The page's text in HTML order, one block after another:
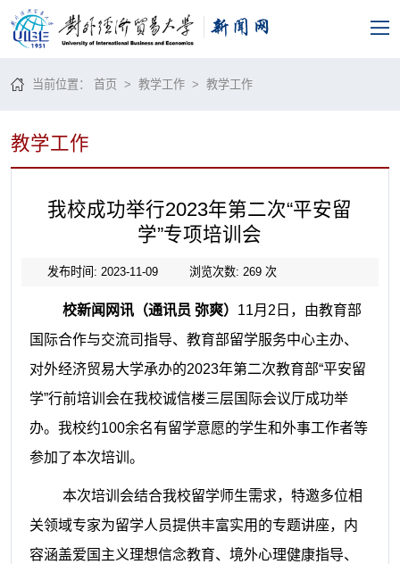
当前位置：首页 >教学工作 >教学工作
教学工作
我校成功举行2023年第二次“平安留
学”专项培训会
发布时间: 2023-11-09 浏览次数: 269次
校新闻网讯（通讯员 弥爽） 11月 2 日，由教育部
国际合作与交流司指导、教育部留学服务中心主办、
对外经济贸易大学承办的2023年第二次教育部“平安留
学”行前培训会在我校诚信楼三层国际会议厅成功举
办。我校约100余名有留学意愿的学生和外事工作者等
参加了本次培训。
本次培训会结合我校留学师生需求，特邀多位相
关领域专家为留学人员提供丰富实用的专题讲座，内
容涵盖爱国主义理想信念教育、境外心理健康指导、